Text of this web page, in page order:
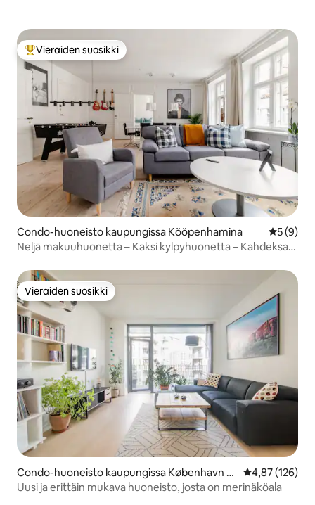
Vieraiden suosikkien parhaimmistoa
Vieraiden suosikki
Condo-huoneisto kaupungissa Kööpenhamina
5 (9)
Neljä makuuhuonetta – Kaksi kylpyhuonetta – Kahdeksan
Vieraiden suosikki
Vieraiden suosikki
Condo-huoneisto kaupungissa København S
V
4,87 (126)
Uusi ja erittäin mukava huoneisto, josta on merinäköala